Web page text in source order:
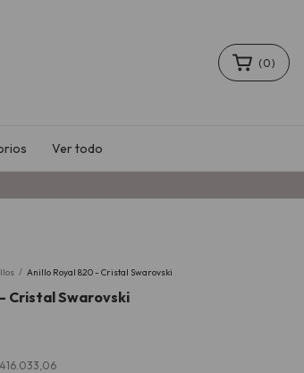
(0)
Ver todo
/ Anillo Royal 820 - Cristal Swarovski
- Cristal Swarovski